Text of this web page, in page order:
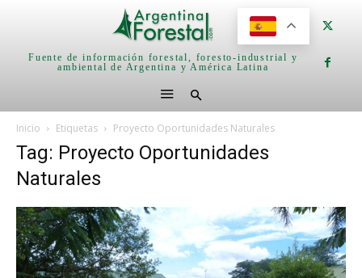
Fuente de información forestal, foresto-industrial y
ambiental de Argentina y América Latina
Inicio Etiquetas Proyecto Oportunidades Naturales
Tag: Proyecto Oportunidades
Naturales